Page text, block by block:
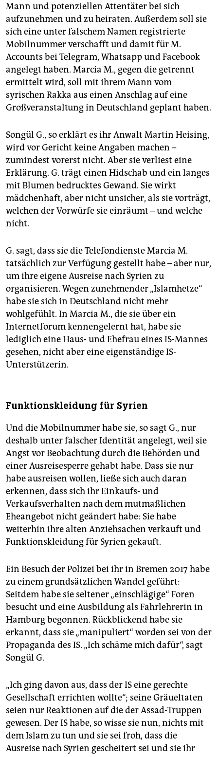
Mann und potenziellen Attentäter bei sich
aufzunehmen und zu heiraten. Außerdem soll sie
sich eine unter falschem Namen registrierte
Mobilnummer verschafft und damit für M.
Accounts bei Telegram, Whatsapp und Facebook
angelegt haben. Marcia M., gegen die getrennt
ermittelt wird, soll mit ihrem Mann vom
syrischen Rakka aus einen Anschlag auf eine
Großveranstaltung in Deutschland geplant haben.
Songül G., so erklärt es ihr Anwalt Martin Heising,
wird vor Gericht keine Angaben machen –
zumindest vorerst nicht. Aber sie verliest eine
Erklärung. G. trägt einen Hidschab und ein langes
mit Blumen bedrucktes Gewand. Sie wirkt
mädchenhaft, aber nicht unsicher, als sie vorträgt,
welchen der Vorwürfe sie einräumt – und welche
nicht.
G. sagt, dass sie die Telefondienste Marcia M.
tatsächlich zur Verfügung gestellt habe – aber nur,
um ihre eigene Ausreise nach Syrien zu
organisieren. Wegen zunehmender „Islamhetze“
habe sie sich in Deutschland nicht mehr
wohlgefühlt. In Marcia M., die sie über ein
Internetforum kennengelernt hat, habe sie
lediglich eine Haus- und Ehefrau eines IS-Mannes
gesehen, nicht aber eine eigenständige IS-
Unterstützerin.
Funktionskleidung für Syrien
Und die Mobilnummer habe sie, so sagt G., nur
deshalb unter falscher Identität angelegt, weil sie
Angst vor Beobachtung durch die Behörden und
einer Ausreisesperre gehabt habe. Dass sie nur
habe ausreisen wollen, ließe sich auch daran
erkennen, dass sich ihr Einkaufs- und
Verkaufsverhalten nach dem mutmaßlichen
Eheangebot nicht geändert habe: Sie habe
weiterhin ihre alten Anziehsachen verkauft und
Funktionskleidung für Syrien gekauft.
Ein Besuch der Polizei bei ihr in Bremen 2017 habe
zu einem grundsätzlichen Wandel geführt:
Seitdem habe sie seltener „einschlägige“ Foren
besucht und eine Ausbildung als Fahrlehrerin in
Hamburg begonnen. Rückblickend habe sie
erkannt, dass sie „manipuliert“ worden sei von der
Propaganda des IS. „Ich schäme mich dafür“, sagt
Songül G.
„Ich ging davon aus, dass der IS eine gerechte
Gesellschaft errichten wollte“; seine Gräueltaten
seien nur Reaktionen auf die der Assad-Truppen
gewesen. Der IS habe, so wisse sie nun, nichts mit
dem Islam zu tun und sie sei froh, dass die
Ausreise nach Syrien gescheitert sei und sie ihr